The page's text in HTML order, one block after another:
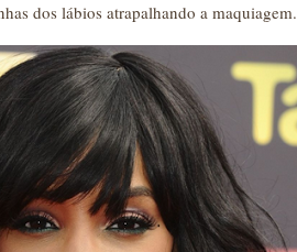
dos lábios atrapalhando a maquiagem.